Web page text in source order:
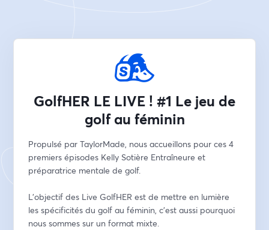
GolfHER LE LIVE ! #1 Le jeu de
golf au féminin
Propulsé par TaylorMade, nous accueillons pour ces 4
premiers épisodes Kelly Sotière Entraîneure et
préparatrice mentale de golf.
L'objectif des Live GolfHER est de mettre en lumière
les spécificités du golf au féminin, c'est aussi pourquoi
nous sommes sur un format mixte.